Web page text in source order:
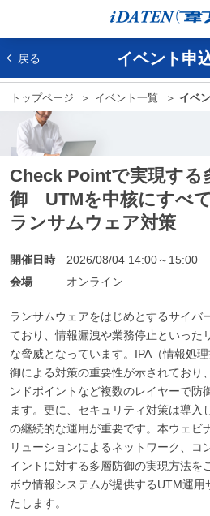
戻る イベント申
トップページ イベント一覧 イベ
Check Pointで実現する
御 UTMを中核にすべ
ランサムウェア対策
開催日時
2026/08/04 14:00～15:00
会場
オンライン
ランサムウェアをはじめとするサイバ
ており、情報漏洩や業務停止といった
な脅威となっています。IPA（情報処
御による対策の重要性が示されており
ンドポイントなど複数のレイヤーで防
ます。更に、セキュリティ対策は導入
の継続的な運用が重要です。本ウェビ
リューションによるネットワーク、コ
イントに対する多層防御の実現方法を
ボウ情報システムが提供するUTM運
たします。